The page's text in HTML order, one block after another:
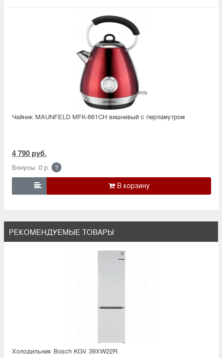
Чайник MAUNFELD MFK-661CH вишневый с перламутром
4 790 руб.
Бонусы: 0 р. ?

РЕКОМЕНДУЕМЫЕ ТОВАРЫ
Холодильник Bosсh KGV 39XW22R